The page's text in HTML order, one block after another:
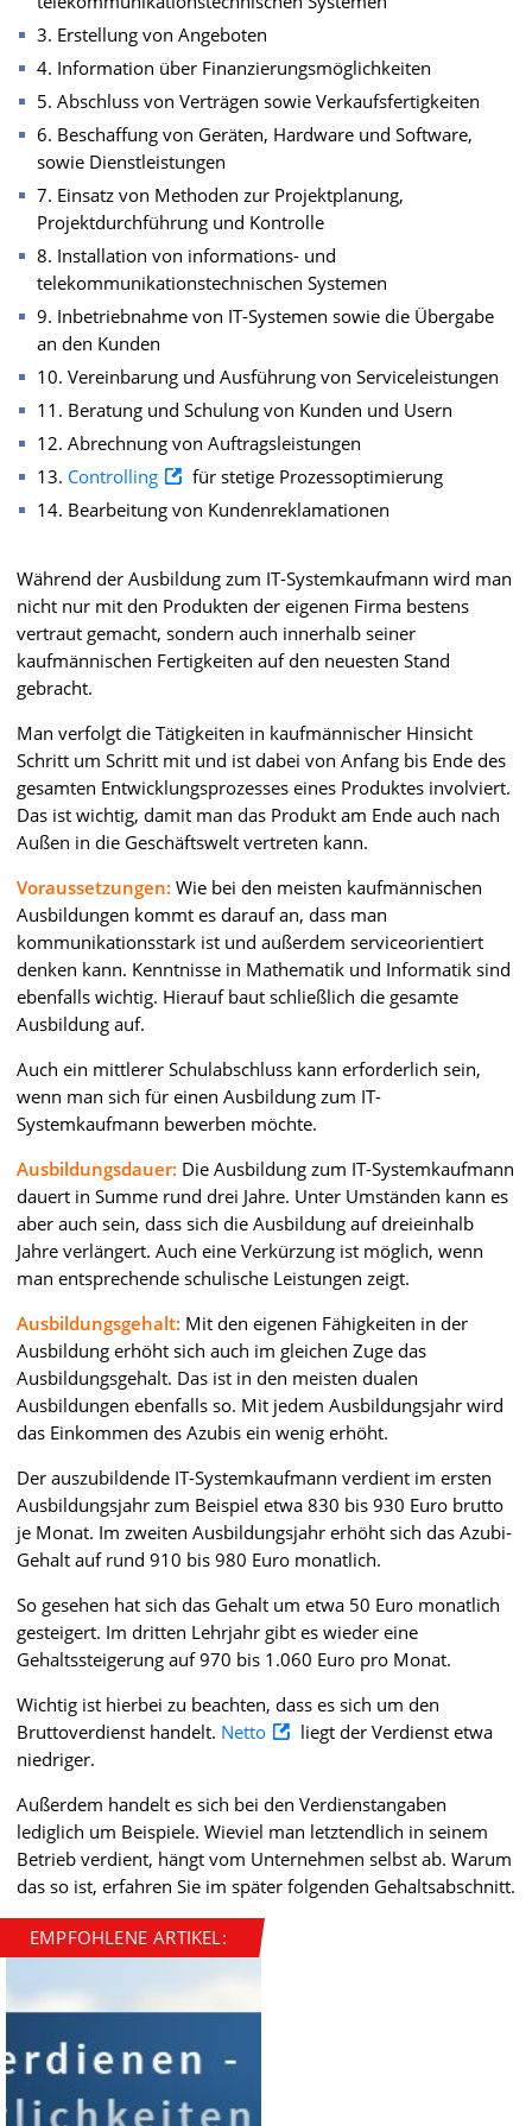
3. Erstellung von Angeboten
4. Information über Finanzierungsmöglichkeiten
5. Abschluss von Verträgen sowie Verkaufsfertigkeiten
6. Beschaffung von Geräten, Hardware und Software,
sowie Dienstleistungen
7. Einsatz von Methoden zur Projektplanung,
Projektdurchführung und Kontrolle
8. Installation von informations- und
telekommunikationstechnischen Systemen
9. Inbetriebnahme von IT-Systemen sowie die Übergabe
an den Kunden
10. Vereinbarung und Ausführung von Serviceleistungen
11. Beratung und Schulung von Kunden und Usern
12. Abrechnung von Auftragsleistungen
13. Controlling
für stetige Prozessoptimierung
14. Bearbeitung von Kundenreklamationen
Während der Ausbildung zum IT-Systemkaufmann wird man
nicht nur mit den Produkten der eigenen Firma bestens
vertraut gemacht, sondern auch innerhalb seiner
kaufmännischen Fertigkeiten auf den neuesten Stand
gebracht.
Man verfolgt die Tätigkeiten in kaufmännischer Hinsicht
Schritt um Schritt mit und ist dabei von Anfang bis Ende des
gesamten Entwicklungsprozesses eines Produktes involviert.
Das ist wichtig, damit man das Produkt am Ende auch nach
Außen in die Geschäftswelt vertreten kann.
Voraussetzungen: Wie bei den meisten kaufmännischen
Ausbildungen kommt es darauf an, dass man
kommunikationsstark ist und außerdem serviceorientiert
denken kann. Kenntnisse in Mathematik und Informatik sind
ebenfalls wichtig. Hierauf baut schließlich die gesamte
Ausbildung auf.
Auch ein mittlerer Schulabschluss kann erforderlich sein,
wenn man sich für einen Ausbildung zum IT-
Systemkaufmann bewerben möchte.
Ausbildungsdauer: Die Ausbildung zum IT-Systemkaufmann
dauert in Summe rund drei Jahre. Unter Umständen kann es
aber auch sein, dass sich die Ausbildung auf dreieinhalb
Jahre verlängert. Auch eine Verkürzung ist möglich, wenn
man entsprechende schulische Leistungen zeigt.
Ausbildungsgehalt: Mit den eigenen Fähigkeiten in der
Ausbildung erhöht sich auch im gleichen Zuge das
Ausbildungsgehalt. Das ist in den meisten dualen
Ausbildungen ebenfalls so. Mit jedem Ausbildungsjahr wird
das Einkommen des Azubis ein wenig erhöht.
Der auszubildende IT-Systemkaufmann verdient im ersten
Ausbildungsjahr zum Beispiel etwa 830 bis 930 Euro brutto
je Monat. Im zweiten Ausbildungsjahr erhöht sich das Azubi-
Gehalt auf rund 910 bis 980 Euro monatlich.
So gesehen hat sich das Gehalt um etwa 50 Euro monatlich
gesteigert. Im dritten Lehrjahr gibt es wieder eine
Gehaltssteigerung auf 970 bis 1.060 Euro pro Monat.
Wichtig ist hierbei zu beachten, dass es sich um den
Bruttoverdienst handelt. Netto
liegt der Verdienst etwa
niedriger.
Außerdem handelt es sich bei den Verdienstangaben
lediglich um Beispiele. Wieviel man letztendlich in seinem
Betrieb verdient, hängt vom Unternehmen selbst ab. Warum
das so ist, erfahren Sie im später folgenden Gehaltsabschnitt.
EMPFOHLENE ARTIKEL: